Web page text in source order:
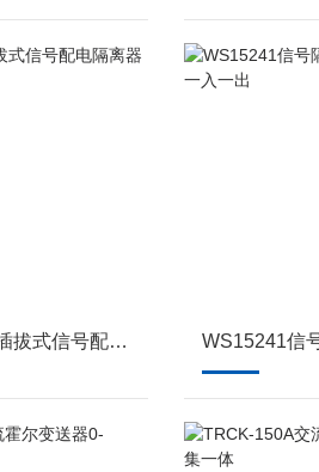
MSC302E-C0CC插拔式信号配电隔离器一入二出